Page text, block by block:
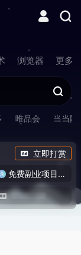
浏览器 更多
唯品会 当当网
立即打赏
免费副业项目/实战推荐